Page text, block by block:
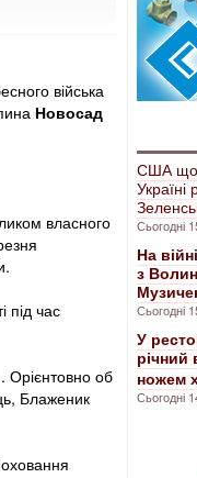
війська
Новосад
власного
під час
Орієнтовно об
Блаженик
США
Сьогодні
На
з
Сьогодні
У
річний
ножем
Сьогодні